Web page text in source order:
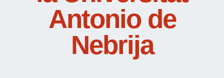
Antonio de
Nebrija